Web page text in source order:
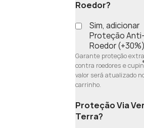
Roedor?
Sim, adicionar
Proteção Anti-
Roedor (+30%)
Garante proteção extra
contra roedores e
valor será atualizado
carrinho.
Proteção Via
Terra?